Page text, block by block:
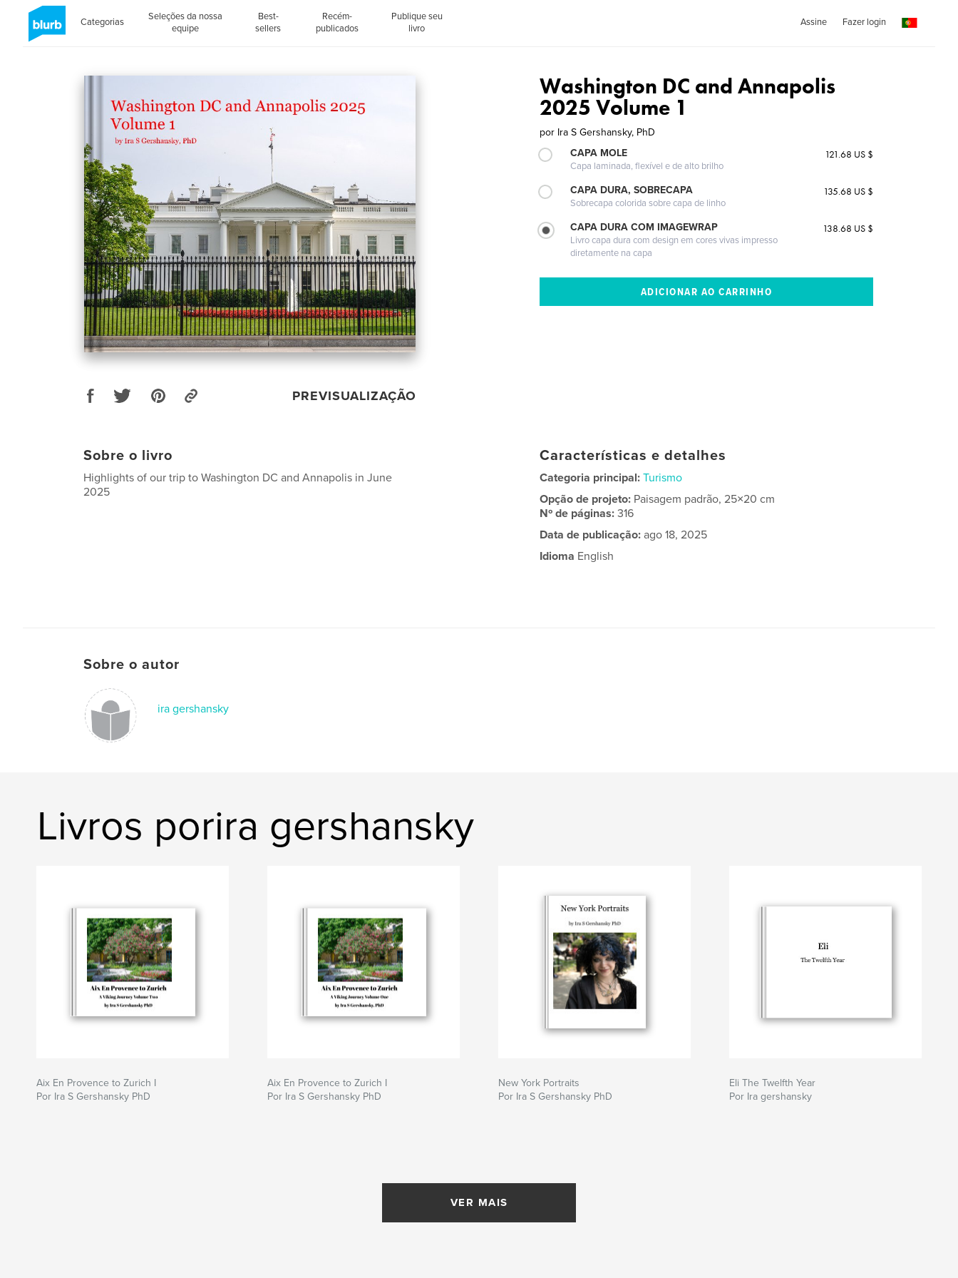
Categorias
Seleções da nossa
equipe
Best-
sellers
Recém-
publicados
Publique seu
livro
Assine Fazer login
PREVISUALIZAÇÃO
Washington DC and Annapolis
2025 Volume 1
por Ira S Gershansky, PhD
CAPA MOLE
Capa laminada, flexível e de alto brilho
121.68 US $
CAPA DURA, SOBRECAPA
Sobrecapa colorida sobre capa de linho
135.68 US $
CAPA DURA COM IMAGEWRAP
Livro capa dura com design em cores vivas impresso
diretamente na capa
138.68 US $
Sobre o livro
Highlights of our trip to Washington DC and Annapolis in June
2025
Características e detalhes
Categoria principal: Turismo
Opção de projeto: Paisagem padrão, 25×20 cm
Nº de páginas:316
Data de publicação: ago 18, 2025
Idioma English
Sobre o autor
ira gershansky
Livros porira gershansky
Aix En Provence to Zurich I
Por Ira S Gershansky PhD
Aix En Provence to Zurich I
Por Ira S Gershansky PhD
New York Portraits
Por Ira S Gershansky PhD
Eli The Twelfth Year
Por Ira gershansky
VER MAIS